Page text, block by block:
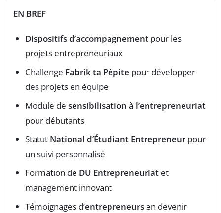
EN BREF
Dispositifs d’accompagnement pour les
projets entrepreneuriaux
Challenge Fabrik ta Pépite pour développer
des projets en équipe
Module de sensibilisation à l’entrepreneuriat
pour débutants
Statut National d’Étudiant Entrepreneur pour
un suivi personnalisé
Formation de DU Entrepreneuriat et
management innovant
Témoignages d’entrepreneurs en devenir